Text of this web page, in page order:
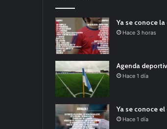
Ya se conoce
Hace 3 horas
Agenda
Hace 1 día
Ya se conoce el
Hace 1 día